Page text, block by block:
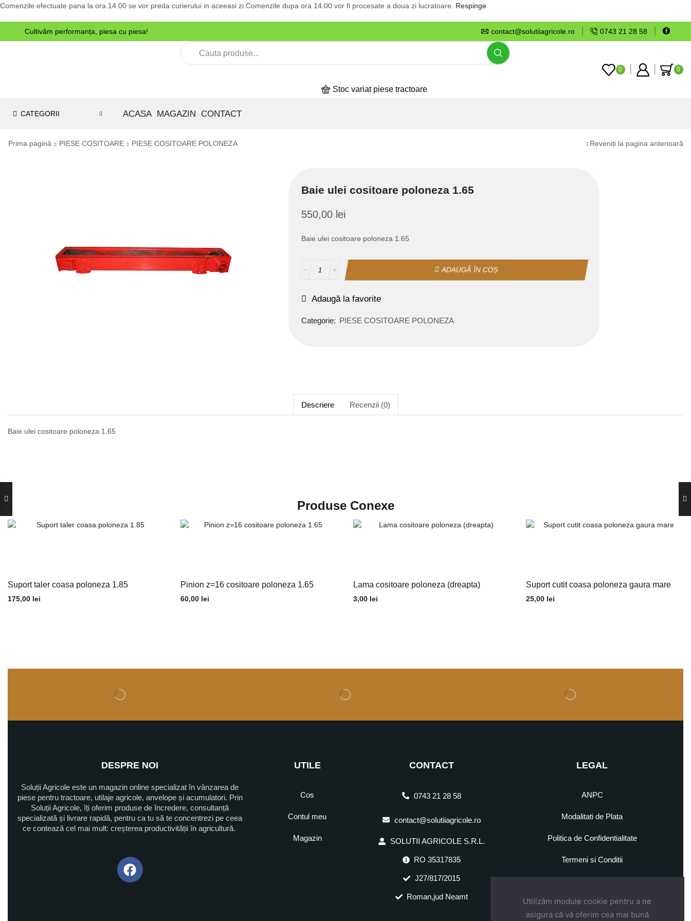
Comenzile efectuate pana la ora 14.00 se vor preda curierului in aceeasi zi.Comenzile dupa ora 14:00 vor fi procesate a doua zi lucratoare. Respinge
Cultivăm performanța, piesa cu piesa! contact@solutiiagricole.ro 0743 21 28 58
Stoc variat piese tractoare
0 0
CATEGORII ACASA MAGAZIN CONTACT
Prima pagină PIESE COSITOARE PIESE COSITOARE POLONEZA Reveniți la pagina anterioară
Baie ulei cositoare poloneza 1.65
550,00 lei
Baie ulei cositoare poloneza 1.65
ADAUGĂ ÎN COȘ
Adaugă la favorite
Categorie: PIESE COSITOARE POLONEZA
Descriere Recenzii (0)
Baie ulei cositoare poloneza 1.65
Produse Conexe
Suport taler coasa poloneza 1.85
175,00 lei
Pinion z=16 cositoare poloneza 1.65
60,00 lei
Lama cositoare poloneza (dreapta)
3,00 lei
Suport cutit coasa poloneza gaura mare
25,00 lei
DESPRE NOI
Soluții Agricole este un magazin online specializat în vânzarea de
piese pentru tractoare, utilaje agricole, anvelope și acumulatori. Prin
Soluții Agricole, îți oferim produse de încredere, consultanță
specializată și livrare rapidă, pentru ca tu să te concentrezi pe ceea
ce contează cel mai mult: creșterea productivității în agricultură.
UTILE
Cos
Contul meu
Magazin
CONTACT
0743 21 28 58
contact@solutiiagricole.ro
SOLUTII AGRICOLE S.R.L.
RO 35317835
J27/817/2015
Roman,jud Neamt
LEGAL
ANPC
Modalitati de Plata
Politica de Confidentialitate
Termeni si Conditii
Utilizăm module cookie pentru a ne
asigura că vă oferim cea mai bună